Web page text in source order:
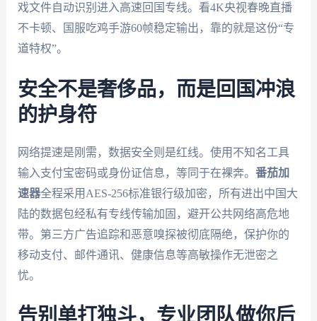
戏文件自动识别进入高速回国专线。看4K央视春晚直播
不卡顿、国服吃鸡手游60帧稳定输出，靠的就是这份“专
道特权”。
安全不是奢侈品，而是回国冲浪
的护身符
网络提速是刚需，数据安全则是红线。使用不知名工具
输入支付宝密码或身份证信息，等同于在裸奔。 番茄加
速器全程采用AES-256标准银行级加密，所有进出中国大
陆的数据包经私有专线传输加固，避开公共网络高危地
带。第三方广告追踪和恶意嗅探被彻底隔绝，保护你的
移动支付、邮件通讯、健康信息等高敏操作无泄密之
忧。
告别单打独斗，专业团队做你后